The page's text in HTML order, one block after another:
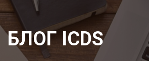
БЛОГ ICDS